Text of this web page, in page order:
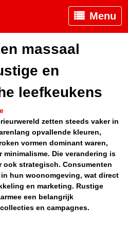
Menu
massaal
en
leefkeukens
zetten steeds vaker in
opvallende kleuren,
vormen dominant waren,
Die verandering is
ook strategisch. Consumenten
hun woonomgeving, wat direct
en marketing. Rustige
een belangrijk
en campagnes.